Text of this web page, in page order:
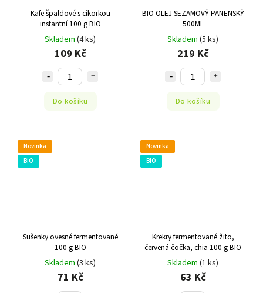
Kafe špaldové s cikorkou
instantní 100 g BIO
Skladem (4 ks)
109 Kč
Do košíku
BIO OLEJ SEZAMOVÝ PANENSKÝ
500ML
Skladem (5 ks)
219 Kč
Do košíku
Novinka
BIO
Sušenky ovesné fermentované
100 g BIO
Skladem (3 ks)
71 Kč
Novinka
BIO
Krekry fermentované žito,
červená čočka, chia 100 g BIO
Skladem (1 ks)
63 Kč